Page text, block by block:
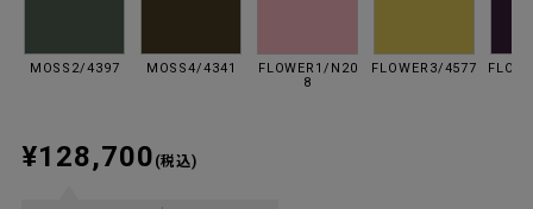
MOSS2/4397 MOSS4/4341
FLOWER1/N20
8
FLOWER3/4577
¥128,700 (税込)